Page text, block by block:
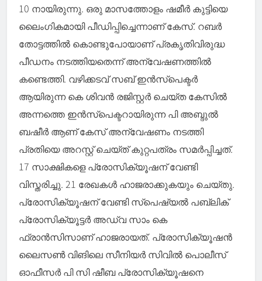
10 നായിരുന്നു. ഒരു മാസത്തോളം ഷമീർ കുട്ടിയെ
ലൈംഗികമായി പീഡിപ്പിച്ചെന്നാണ് കേസ്. റബർ
തോട്ടത്തിൽ കൊണ്ടുപോയാണ് പ്രകൃതിവിരുദ്ധ
പീഡനം നടത്തിയതെന്ന് അന്വേഷണത്തിൽ
കണ്ടെത്തി. വഴിക്കടവ് സബ് ഇൻസ്‌പെക്ടർ
ആയിരുന്ന കെ ശിവൻ രജിസ്റ്റർ ചെയ്ത കേസിൽ
അന്നത്തെ ഇൻസ്‌പെക്ടറായിരുന്ന പി അബ്ദുൽ
ബഷീർ ആണ് കേസ് അന്വേഷണം നടത്തി
പ്രതിയെ അറസ്റ്റ് ചെയ്ത് കുറ്റപത്രം സമർപ്പിച്ചത്.
17 സാക്ഷികളെ പ്രോസിക്യൂഷന് വേണ്ടി
വിസ്തരിച്ചു. 21 രേഖകൾ ഹാജരാക്കുകയും ചെയ്തു.
പ്രോസിക്യൂഷന് വേണ്ടി സ്‌പെഷ്യൽ പബ്ലിക്
പ്രോസിക്യൂട്ടർ അഡ്വ സാം കെ
ഫ്രാൻസിസാണ് ഹാജരായത്. പ്രോസിക്യൂഷൻ
ലൈസൺ വിങിലെ സീനിയർ സിവിൽ പൊലീസ്
ഓഫീസർ പി സി ഷീബ പ്രോസിക്യൂഷനെ